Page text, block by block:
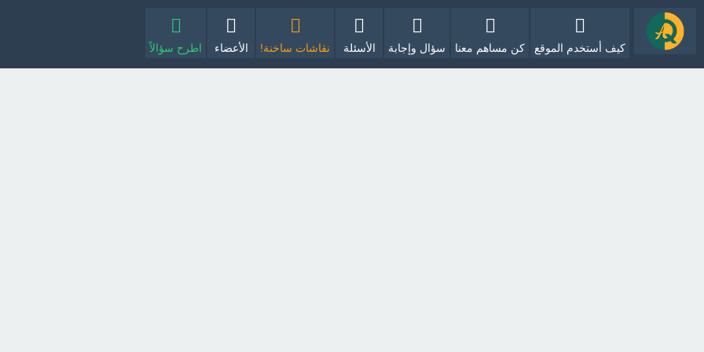
كيف أستخدم الموقع كن مساهم معنا سؤال وإجابة الأسئلة نقاشات ساخنة! الأعضاء اطرح سؤالاً